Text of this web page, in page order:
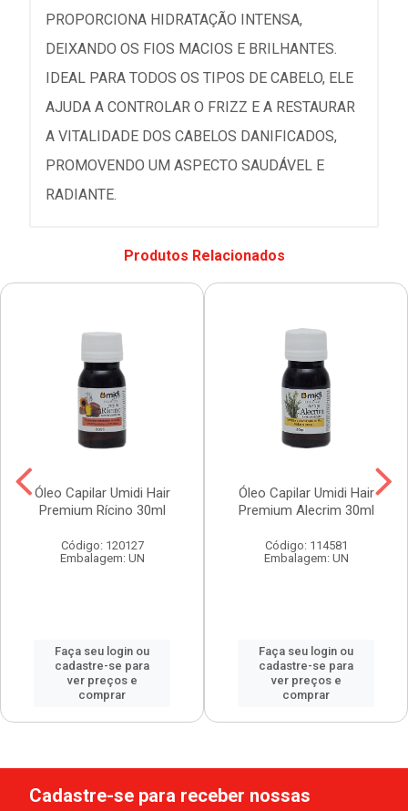
PROPORCIONA HIDRATAÇÃO INTENSA,
DEIXANDO OS FIOS MACIOS E BRILHANTES.
IDEAL PARA TODOS OS TIPOS DE CABELO, ELE
AJUDA A CONTROLAR O FRIZZ E A RESTAURAR
A VITALIDADE DOS CABELOS DANIFICADOS,
PROMOVENDO UM ASPECTO SAUDÁVEL E
RADIANTE.
Produtos Relacionados
Óleo Capilar Umidi Hair
Premium Rícino 30ml
Código: 120127
Embalagem: UN
Faça seu login ou
cadastre-se para
ver preços e
comprar
Óleo Capilar Umidi Hair
Premium Alecrim 30ml
Código: 114581
Embalagem: UN
Faça seu login ou
cadastre-se para
ver preços e
comprar
Cadastre-se para receber nossas